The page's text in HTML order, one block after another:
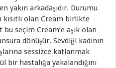
yakın arkadaşıdır. Durumu
olan Cream birlikte
seçim Cream’e aşık olan
dönüşür. Sevdiği kadının
sessizce katlanmak
bir hastalığa yakalandığını